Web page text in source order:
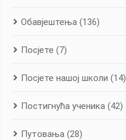
Обавјештења (136)
Посјете (7)
Посјете нашој школи (14)
Постигнућа ученика (42)
Путовања (28)